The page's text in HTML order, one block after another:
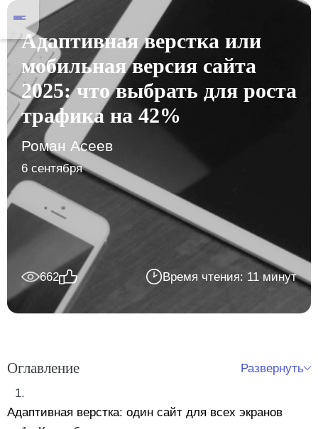
Адаптивная верстка или
мобильная версия сайта
2025: что выбрать для роста
трафика на 42%
Роман Асеев
6 сентября
662 Время чтения: 11 минут
Оглавление Развернуть
Адаптивная верстка: один сайт для всех экранов